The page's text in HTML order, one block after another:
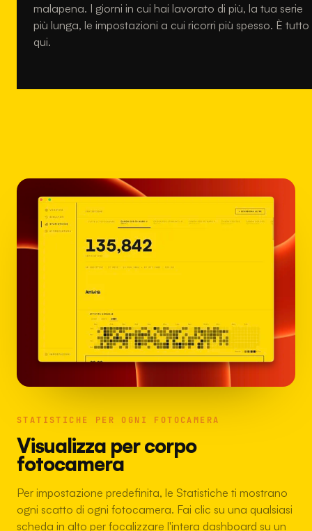
malapena. I giorni in cui hai lavorato di più, la tua serie
più lunga, le impostazioni a cui ricorri più spesso. È tutto
qui.
STATISTICHE PER OGNI FOTOCAMERA
Visualizza per corpo
fotocamera
Per impostazione predefinita, le Statistiche ti mostrano
ogni scatto di ogni fotocamera. Fai clic su una qualsiasi
scheda in alto per focalizzare l'intera dashboard su un